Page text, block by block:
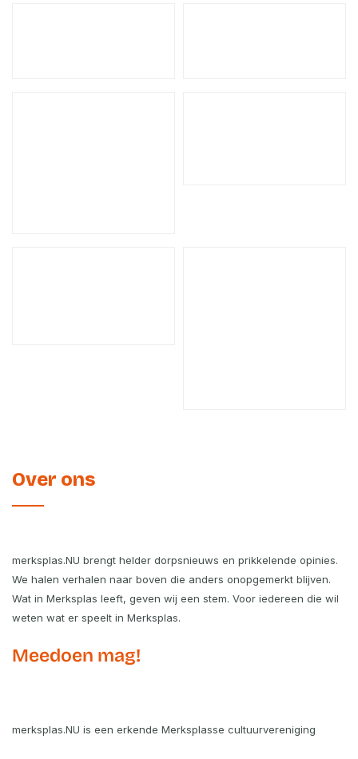
Over ons
merksplas.NU brengt helder dorpsnieuws en prikkelende opinies.
We halen verhalen naar boven die anders onopgemerkt blijven.
Wat in Merksplas leeft, geven wij een stem. Voor iedereen die wil
weten wat er speelt in Merksplas.
Meedoen mag!
merksplas.NU is een erkende Merksplasse cultuurvereniging